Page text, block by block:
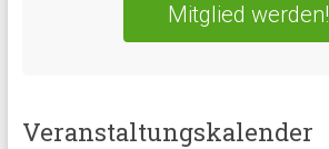
Mitglied werden!
Veranstaltungskalender